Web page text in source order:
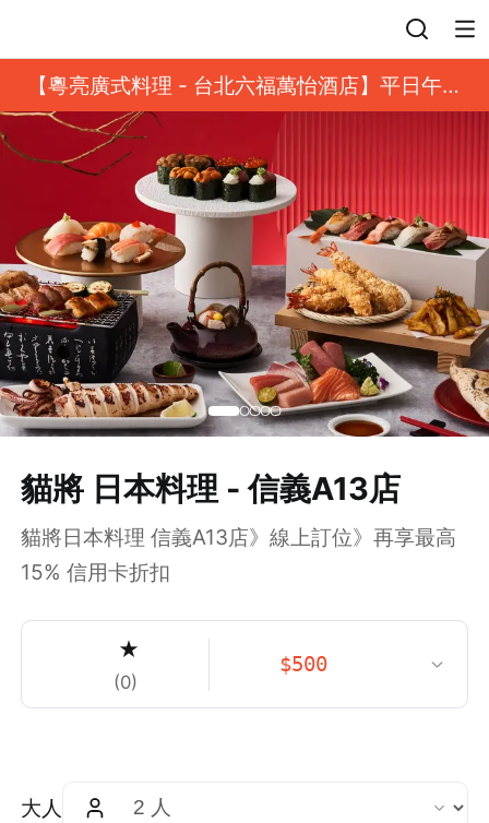
【粵亮廣式料理 - 台北六福萬怡酒店】平日午餐
8 折起｜靓港點套餐
貓將 日本料理 - 信義A13店
貓將日本料理 信義A13店》線上訂位》再享最高
15% 信用卡折扣
★
(0)
$500
大人